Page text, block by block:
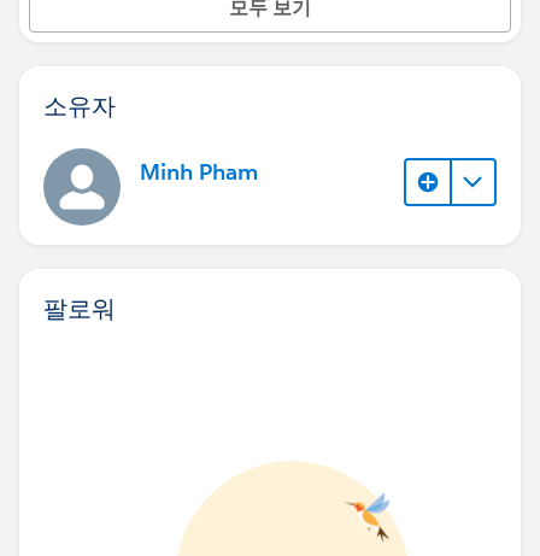
모두 보기
소유자
Minh Pham
팔로워